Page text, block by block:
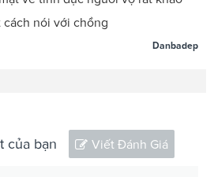
nói với chồng
Danbadep
của bạn Viết Đánh Giá